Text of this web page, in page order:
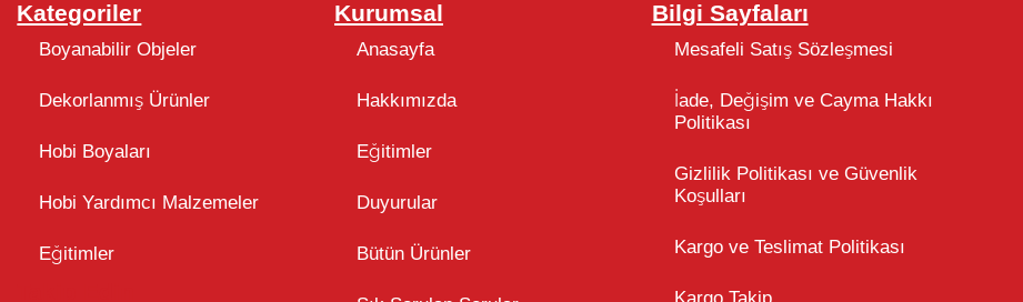
Kategoriler
Boyanabilir Objeler
Dekorlanmış Ürünler
Hobi Boyaları
Hobi Yardımcı Malzemeler
Eğitimler
Kurumsal
Anasayfa
Hakkımızda
Eğitimler
Duyurular
Bütün Ürünler
Bilgi Sayfaları
Mesafeli Satış Sözleşmesi
İade, Değişim ve Cayma Hakkı
Politikası
Gizlilik Politikası ve Güvenlik
Koşulları
Kargo ve Teslimat Politikası